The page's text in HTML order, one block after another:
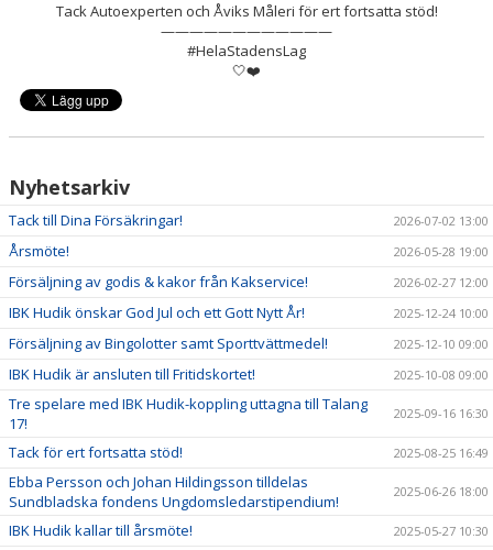
LIVESÄNDNINGAR / HIGHLIGHTS
Tack Autoexperten och Åviks Måleri för ert fortsatta stöd!
————————————
#HelaStadensLag
🤍❤️
Nyhetsarkiv
Tack till Dina Försäkringar! 2026-07-02 13:00
Årsmöte! 2026-05-28 19:00
Försäljning av godis & kakor från Kakservice! 2026-02-27 12:00
IBK Hudik önskar God Jul och ett Gott Nytt År! 2025-12-24 10:00
Försäljning av Bingolotter samt Sporttvättmedel! 2025-12-10 09:00
IBK Hudik är ansluten till Fritidskortet! 2025-10-08 09:00
Tre spelare med IBK Hudik-koppling uttagna till Talang
17!
2025-09-16 16:30
Tack för ert fortsatta stöd! 2025-08-25 16:49
Ebba Persson och Johan Hildingsson tilldelas
Sundbladska fondens Ungdomsledarstipendium!
2025-06-26 18:00
IBK Hudik kallar till årsmöte!
2025-05-27 10:30